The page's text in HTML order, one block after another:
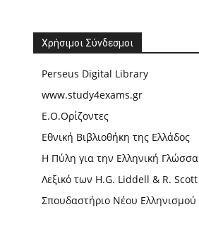
Χρήσιμοι Σύνδεσμοι
Perseus Digital Library
www.study4exams.gr
Ε.Ο.Ορίζοντες
Εθνική Βιβλιοθήκη της Ελλάδος
Η Πύλη για την Ελληνική Γλώσσα
Λεξικό των H.G. Liddell & R. Scott
Σπουδαστήριο Νέου Ελληνισμού